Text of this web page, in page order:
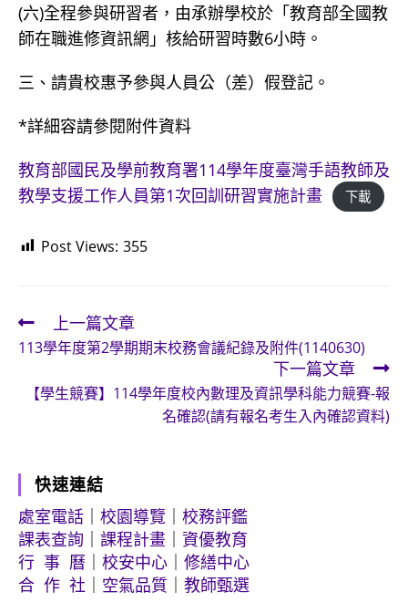
(六)全程參與研習者，由承辦學校於「教育部全國教
師在職進修資訊網」核給研習時數6小時。
三、請貴校惠予參與人員公（差）假登記。
*詳細容請參閱附件資料
教育部國民及學前教育署114學年度臺灣手語教師及
教學支援工作人員第1次回訓研習實施計畫
下載
Post Views: 355
Read
more
articles
上一篇文章
113學年度第2學期期末校務會議紀錄及附件(1140630)
下一篇文章
【學生競賽】114學年度校內數理及資訊學科能力競賽-報
名確認(請有報名考生入內確認資料)
快速連結
處室電話
校園導覽
校務評鑑
課表查詢
課程計畫
資優教育
行 事 曆
校安中心
修繕中心
合 作 社
空氣品質 教師甄選